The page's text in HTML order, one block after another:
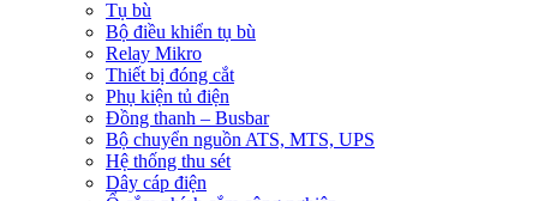
Tụ bù
Bộ điều khiển tụ bù
Relay Mikro
Thiết bị đóng cắt
Phụ kiện tủ điện
Đồng thanh – Busbar
Bộ chuyển nguồn ATS, MTS, UPS
Hệ thống thu sét
Dây cáp điện